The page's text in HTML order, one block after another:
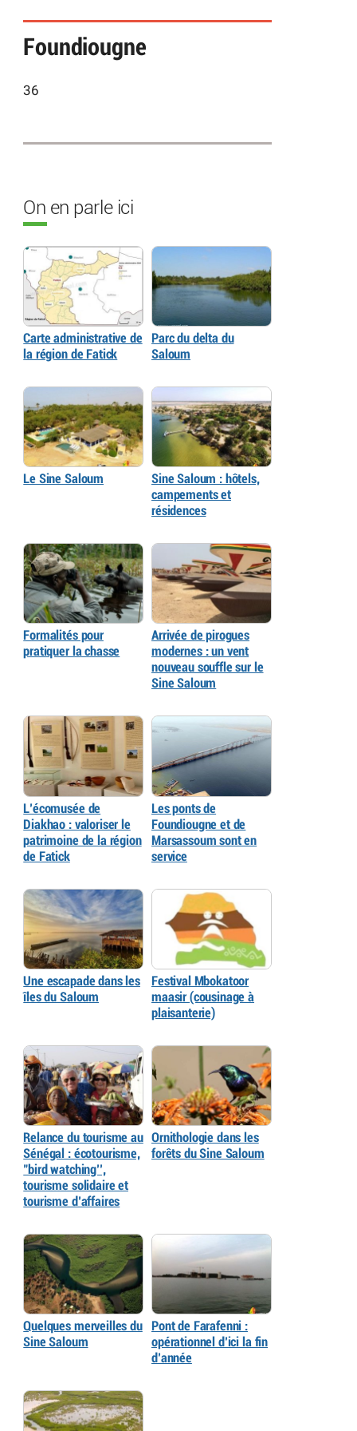
Foundiougne
36
On en parle ici
Carte administrative de
la région de Fatick
Parc du delta du
Saloum
Le Sine Saloum
Sine Saloum : hôtels,
campements et
résidences
Formalités pour
pratiquer la chasse
Arrivée de pirogues
modernes : un vent
nouveau souffle sur le
Sine Saloum
L’écomusée de
Diakhao : valoriser le
patrimoine de la région
de Fatick
Les ponts de
Foundiougne et de
Marsassoum sont en
service
Une escapade dans les
îles du Saloum
Festival Mbokatoor
maasir (cousinage à
plaisanterie)
Relance du tourisme au
Sénégal : écotourisme,
"bird watching’’,
tourisme solidaire et
tourisme d’affaires
Ornithologie dans les
forêts du Sine Saloum
Quelques merveilles du
Sine Saloum
Pont de Farafenni :
opérationnel d’ici la fin
d’année